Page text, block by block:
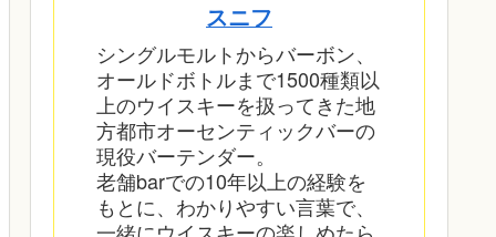
スニフ
シングルモルトからバーボン、
オールドボトルまで1500種類以
上のウイスキーを扱ってきた地
方都市オーセンティックバーの
現役バーテンダー。
老舗barでの10年以上の経験を
もとに、わかりやすい言葉で、